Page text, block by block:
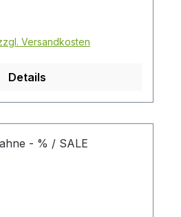
Versandkosten
Details